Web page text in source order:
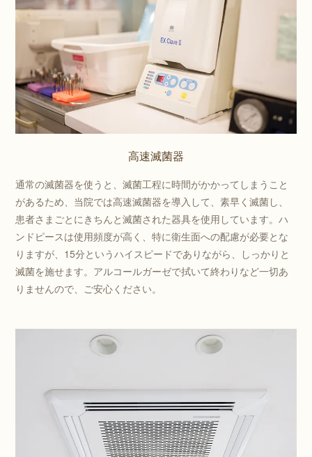
高速滅菌器
通常の滅菌器を使うと、滅菌工程に時間がかかってしまうこと
があるため、当院では高速滅菌器を導入して、素早く滅菌し、
患者さまごとにきちんと滅菌された器具を使用しています。ハ
ンドピースは使用頻度が高く、特に衛生面への配慮が必要とな
りますが、15分というハイスピードでありながら、しっかりと
滅菌を施せます。アルコールガーゼで拭いて終わりなど一切あ
りませんので、ご安心ください。